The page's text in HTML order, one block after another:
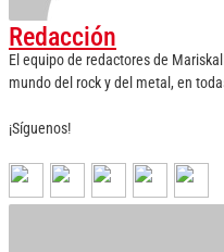
Redacción
El equipo de redactores de
mundo del rock y del metal, en
¡Síguenos!